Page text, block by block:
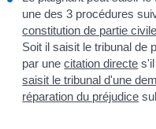
une des 3 procédures
constitution de partie civile
Soit il saisit le tribunal de
par unecitation directe
saisit le tribunal d'une
réparation du préjudice